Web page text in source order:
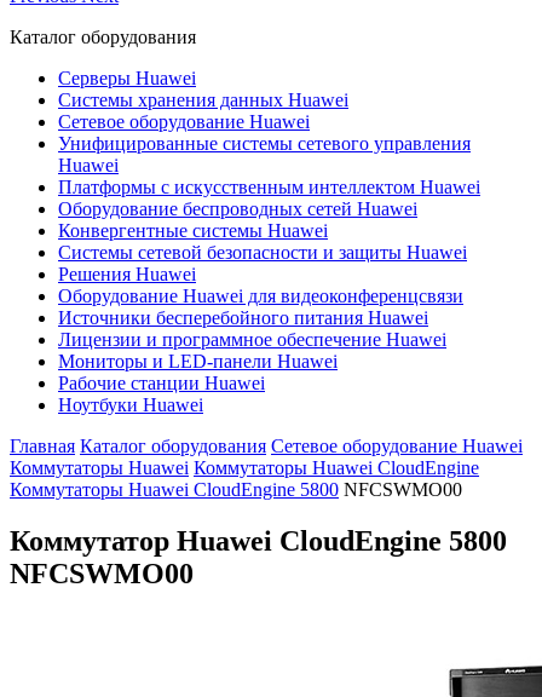
Каталог оборудования
Серверы Huawei
Системы хранения данных Huawei
Сетевое оборудование Huawei
Унифицированные системы сетевого управления
Huawei
Платформы с искусственным интеллектом Huawei
Оборудование беспроводных сетей Huawei
Конвергентные системы Huawei
Системы сетевой безопасности и защиты Huawei
Решения Huawei
Оборудование Huawei для видеоконференцсвязи
Источники бесперебойного питания Huawei
Лицензии и программное обеспечение Huawei
Мониторы и LED-панели Huawei
Рабочие станции Huawei
Ноутбуки Huawei
Главная Каталог оборудования Сетевое оборудование Huawei
Коммутаторы Huawei Коммутаторы Huawei CloudEngine
Коммутаторы Huawei CloudEngine 5800 NFCSWMO00
Коммутатор Huawei CloudEngine 5800
NFCSWMO00